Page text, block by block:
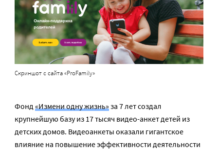
Скриншот с сайта «ProFamily»
Фонд«Измени одну жизнь»за 7 лет создал
крупнейшую базу из 17 тысяч видео-анкет детей из
детских домов. Видеоанкеты оказали гигантское
влияние на повышение эффективности деятельности